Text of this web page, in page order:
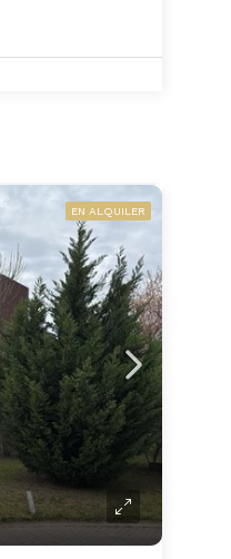
EN ALQUILER